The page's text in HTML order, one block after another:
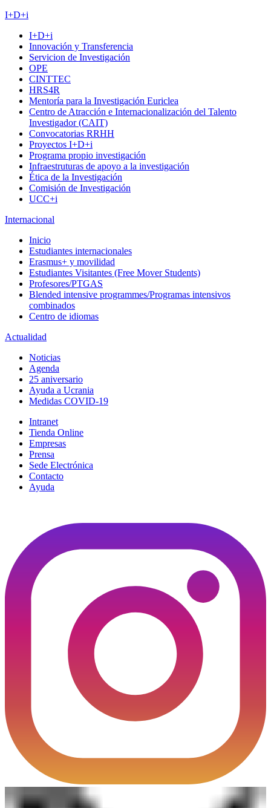
I+D+i
I+D+i
Innovación y Transferencia
Servicion de Investigación
OPE
CINTTEC
HRS4R
Mentoría para la Investigación Euriclea
Centro de Atracción e Internacionalización del Talento
Investigador (CAIT)
Convocatorias RRHH
Proyectos I+D+i
Programa propio investigación
Infraestruturas de apoyo a la investigación
Ética de la Investigación
Comisión de Investigación
UCC+i
Internacional
Inicio
Estudiantes internacionales
Erasmus+ y movilidad
Estudiantes Visitantes (Free Mover Students)
Profesores/PTGAS
Blended intensive programmes/Programas intensivos
combinados
Centro de idiomas
Actualidad
Noticias
Agenda
25 aniversario
Ayuda a Ucrania
Medidas COVID-19
Intranet
Tienda Online
Empresas
Prensa
Sede Electrónica
Contacto
Ayuda